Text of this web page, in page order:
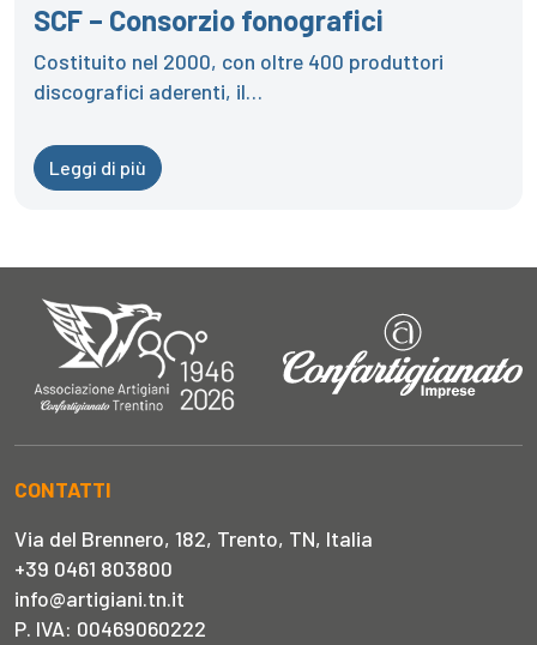
SCF – Consorzio fonografici
Costituito nel 2000, con oltre 400 produttori
discografici aderenti, il…
Leggi di più
CONTATTI
Via del Brennero, 182, Trento, TN, Italia
+39 0461 803800
info@artigiani.tn.it
P. IVA: 00469060222